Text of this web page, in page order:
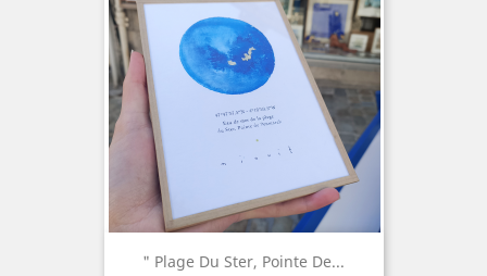
" Plage Du Ster, Pointe De...